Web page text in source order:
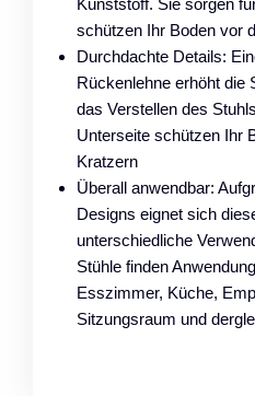
schützen Ihr Boden vor
Durchdachte Details:
Rückenlehne erhöht die
das Verstellen des
Unterseite schützen Ihr
Kratzern
Überall anwendbar:
Designs eignet sich
unterschiedliche
Stühle finden
Esszimmer, Küche,
Sitzungsraum und